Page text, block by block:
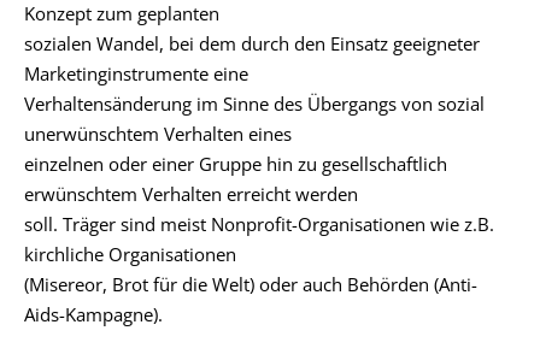
Konzept zum geplanten
sozialen Wandel, bei dem durch den Einsatz geeigneter
Marketinginstrumente eine
Verhaltensänderung im Sinne des Übergangs von sozial
unerwünschtem Verhalten eines
einzelnen oder einer Gruppe hin zu gesellschaftlich
erwünschtem Verhalten erreicht werden
soll. Träger sind meist Nonprofit-Organisationen wie z.B.
kirchliche Organisationen
(Misereor, Brot für die Welt) oder auch Behörden (Anti-
Aids-Kampagne).